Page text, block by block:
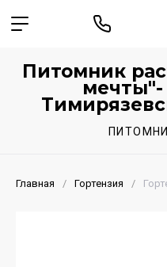
Питомник
Главная / Гортензия /